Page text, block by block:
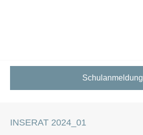
Schulanmeldung
INSERAT 2024_01